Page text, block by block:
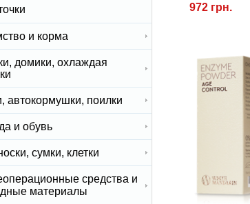
972 грн.
и корма
домики, охлаждая
автокормушки, поилки
и обувь
сумки, клетки
средства и
материалы